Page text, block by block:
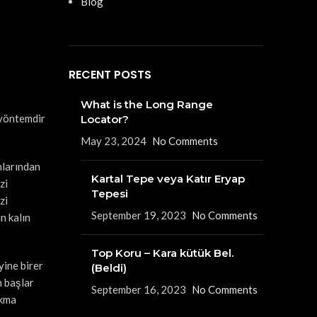
kalın
birer
başlar
RECENT POSTS
What is the Long Range
Locator?
May 23, 2024 No Comments
Kartal Tepe veya Katır Eryap
Tepesi
September 19, 2023 No Comments
Top Koru – Kara kütük Bel.
(Beldi)
September 16, 2023 No Comments